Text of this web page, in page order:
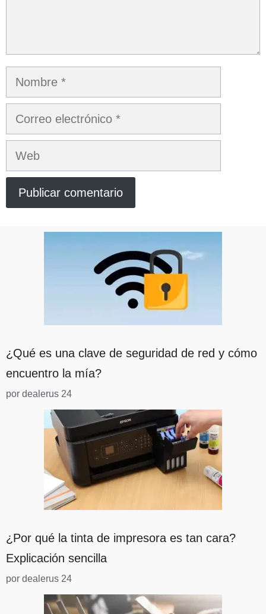
Nombre
Correo
electrónico
Web
¿Qué es una clave de seguridad de red y cómo
encuentro la mía?
por dealerus 24
¿Por qué la tinta de impresora es tan cara?
Explicación sencilla
por dealerus 24